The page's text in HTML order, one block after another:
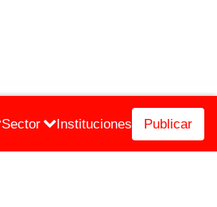
Sector Instituciones Publicar